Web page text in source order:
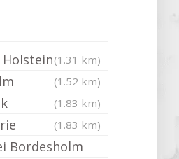
Holstein(1.31 km)
(1.52 km)
(1.83 km)
(1.83 km)
Bordesholm